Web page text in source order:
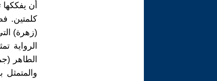
أن
كلمتين.
(زهرة)
الرواية
الطاهر